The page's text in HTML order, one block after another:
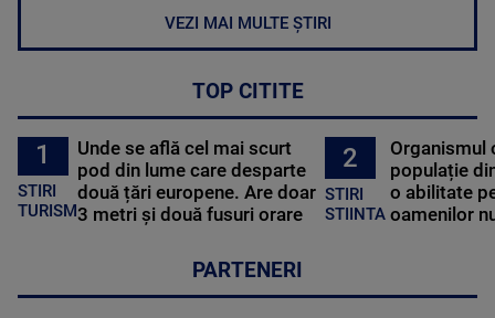
VEZI MAI MULTE ȘTIRI
TOP CITITE
1
STIRI
TURISM
Unde se află cel mai scurt
pod din lume care desparte
două țări europene. Are doar
3 metri și două fusuri orare
2
STIRI
STIINTA
Organismul
populație
o abilitate
oamenilor
PARTENERI